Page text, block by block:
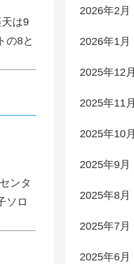
は9
の8と
ンタ
ソロ
2026年2月
2026年1月
2025年12月
2025年11月
2025年10月
2025年9月
2025年8月
2025年7月
2025年6月